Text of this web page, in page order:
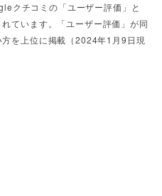
クチコミの「ユーザー評価」と
ています。「ユーザー評価」が同
を上位に掲載（2024年1月9日現